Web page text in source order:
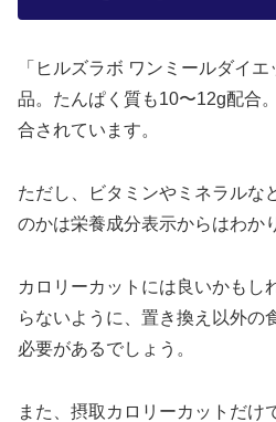
「ヒルズラボ ワンミールダイ
品。たんぱく質も10〜12g配合
合されています。
ただし、ビタミンやミネラルな
のかは栄養成分表示からはわか
カロリーカットには良いかもし
らないように、置き換え以外の
必要があるでしょう。
また、摂取カロリーカットだけ